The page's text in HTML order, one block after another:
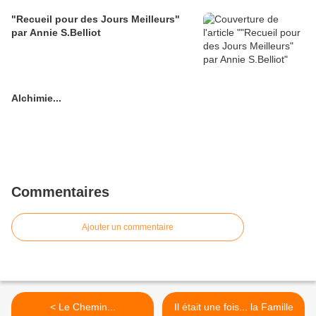
"Recueil pour des Jours Meilleurs"
par Annie S.Belliot
Alchimie...
Commentaires
Ajouter un commentaire
< Le Chemin...
Il était une fois... la Famille